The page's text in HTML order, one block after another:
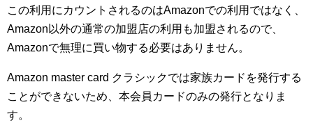
この利用にカウントされるのはAmazonでの利用ではなく、
Amazon以外の通常の加盟店の利用も加盟されるので、
Amazonで無理に買い物する必要はありません。
Amazon master card クラシックでは家族カードを発行する
ことができないため、本会員カードのみの発行となりま
す。